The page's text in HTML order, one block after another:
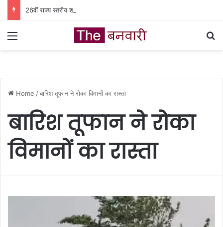
Menu
Home /बारिश तूफान ने रोका विमानों का रास्ता
बारिश तूफान ने रोका
विमानों का रास्ता